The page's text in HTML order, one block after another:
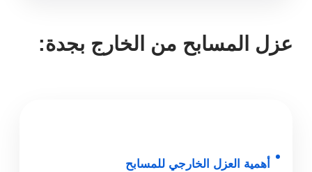
عزل المسابح من الخارج بجدة:
أهمية العزل الخارجي للمسابح